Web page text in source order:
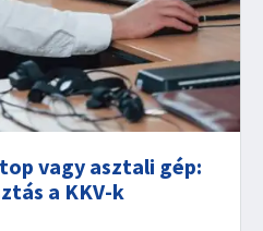
vagy asztali gép:
a KKV-k